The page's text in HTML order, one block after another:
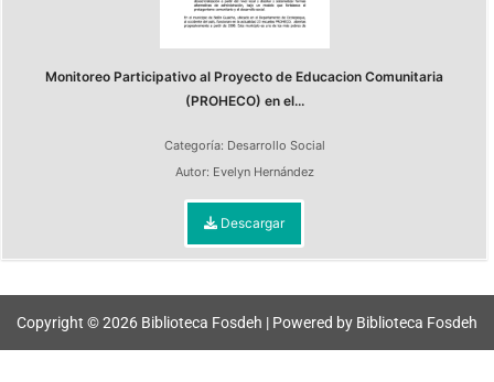
Monitoreo Participativo al Proyecto de Educacion Comunitaria
(PROHECO) en el...
Categoría: Desarrollo Social
Autor: Evelyn Hernández
Descargar
Copyright © 2026 Biblioteca Fosdeh | Powered by Biblioteca Fosdeh